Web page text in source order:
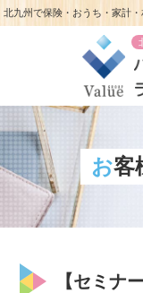
北九州で保険・おうち・家計
お
【セミナ